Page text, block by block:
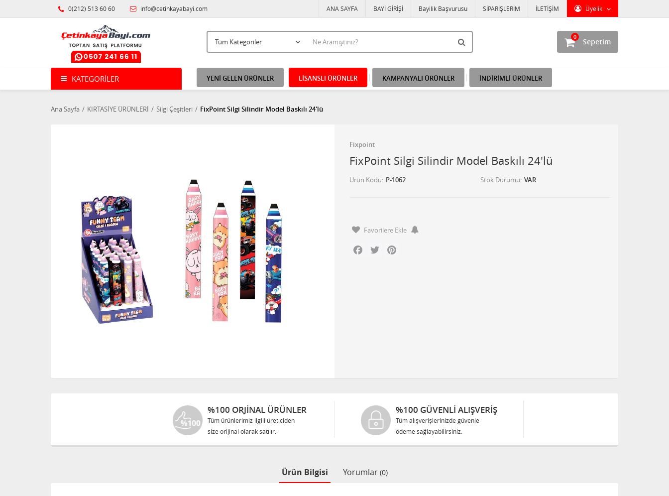
0(212) 513 60 60 info@cetinkayabayi.com Üyelik
ANA SAYFA BAYİ GİRİŞİ Bayilik Başvurusu SİPARİŞLERİM İLETİŞİM
Sepetim
0
KATEGORILER YENİ GELEN ÜRÜNLER LİSANSLI ÜRÜNLER KAMPANYALI ÜRÜNLER İNDİRİMLİ ÜRÜNLER
Ana Sayfa KIRTASİYE ÜRÜNLERİ Silgi Çeşitleri FixPoint Silgi Silindir Model Baskılı 24'lü
Fixpoint
FixPoint Silgi Silindir Model Baskılı 24'lü
Ürün Kodu P-1062 Stok Durumu VAR
Favorilere Ekle
Facebook
Twitter
%100 ORJINAL ÜRÜNLER
Tüm ürünlerimiz ilgili üreticiden
size orijinal olarak satılır.
%100 GÜVENLİ ALIŞVERİŞ
Tüm alışverişlerinizde güvenle
ödeme sağlayabilirsiniz.
Ürün Bilgisi Yorumlar (0)